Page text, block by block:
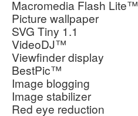
Macromedia Flash Lite™
Picture wallpaper
SVG Tiny 1.1
VideoDJ™
Viewfinder display
BestPic™
Image blogging
Image stabilizer
Red eye reduction